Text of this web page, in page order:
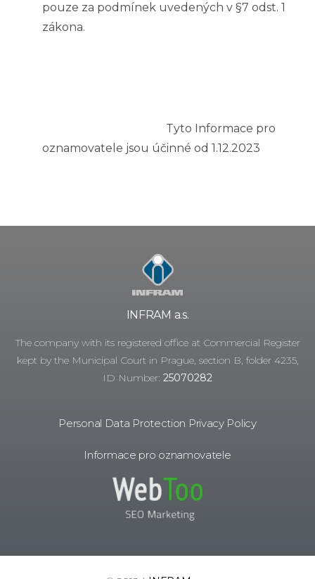
pouze za podmínek uvedených v §7 odst. 1
zákona.
Tyto Informace pro
oznamovatele jsou účinné od 1.12.2023
INFRAM a.s.
The company with its registered office at Commercial Register
kept by the Municipal Court in Prague, section B, folder 4235,
ID Number: 25070282
Personal Data Protection Privacy Policy
Informace pro oznamovatele